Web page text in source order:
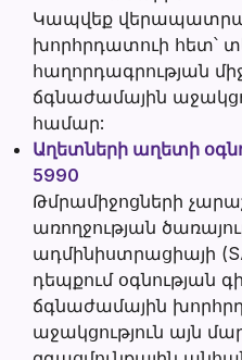
Կապվեք
խորհրդատուի հետ՝
հաղորդագրության
ճգնաժամային
համար:
Աղետների աղետի
5990
Թմրամիջոցների
առողջության
ադմինիստրացիայի
դեպքում օգնության
ճգնաժամային
աջակցություն այն